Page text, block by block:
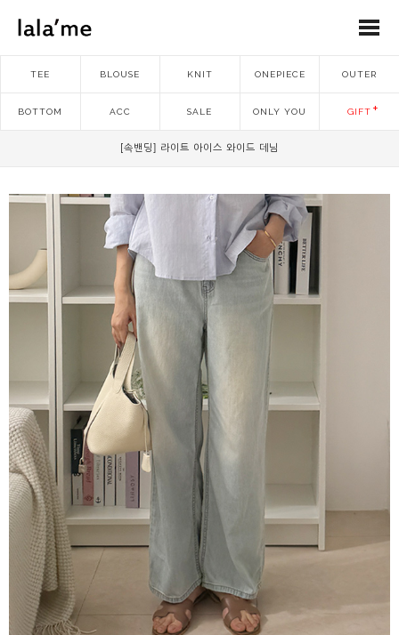
TEE BLOUSE KNIT ONEPIECE OUTER
BOTTOM ACC SALE ONLY YOU GIFT
[속밴딩] 라이트 아이스 와이드 데님